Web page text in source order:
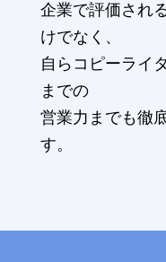
企業で評価され
けでなく、
自らコピーライ
までの
営業力までも徹
す。